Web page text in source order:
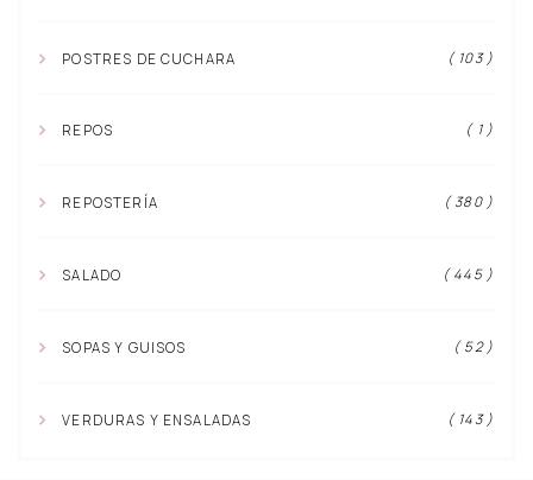
POSTRES DE CUCHARA ( 103 )
REPOS ( 1 )
REPOSTERÍA ( 380 )
SALADO ( 445 )
SOPAS Y GUISOS ( 52 )
VERDURAS Y ENSALADAS ( 143 )